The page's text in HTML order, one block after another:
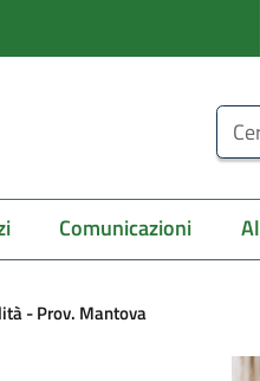
Comunicazioni
- Prov. Mantova